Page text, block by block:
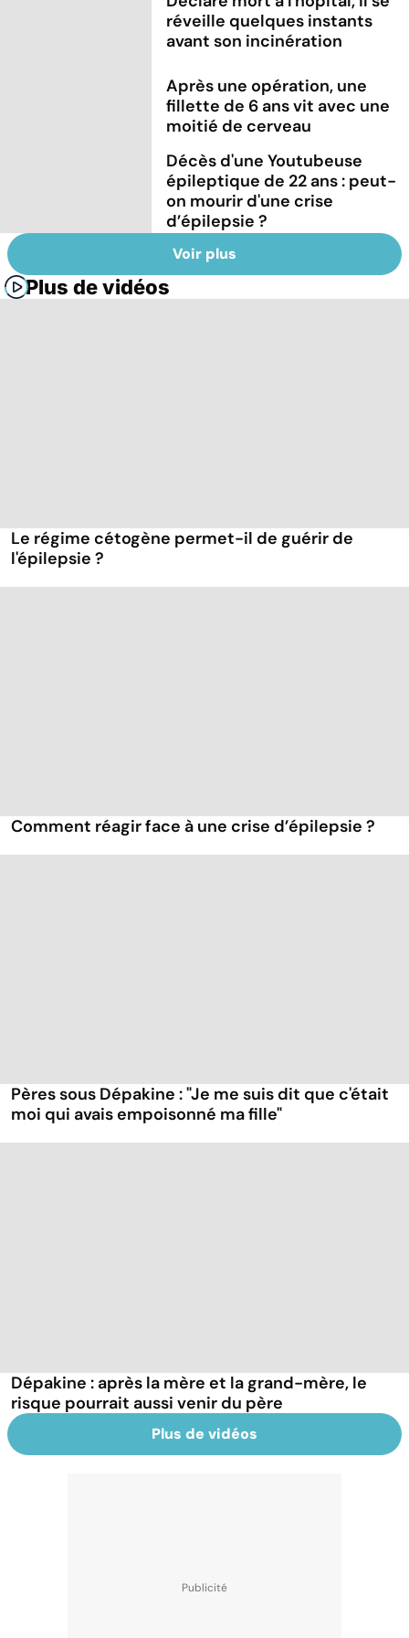
réveille quelques instants
avant son incinération
Après une opération, une
fillette de 6 ans vit avec une
moitié de cerveau
Décès d'une Youtubeuse
épileptique de 22 ans : peut-
on mourir d'une crise
d’épilepsie ?
Voir plus
Plus de vidéos
Le régime cétogène permet-il de guérir de
l'épilepsie ?
Comment réagir face à une crise d’épilepsie ?
Pères sous Dépakine : "Je me suis dit que c'était
moi qui avais empoisonné ma fille"
Dépakine : après la mère et la grand-mère, le
risque pourrait aussi venir du père
Plus de vidéos